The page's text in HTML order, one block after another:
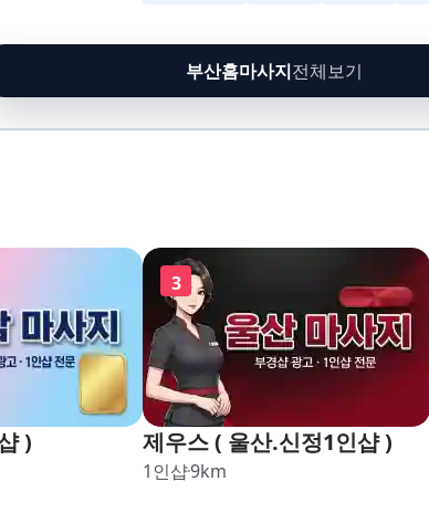
부산홈마사지전체보기
)
3
제우스 ( 울산.신정1인샵 )
1인샵9km